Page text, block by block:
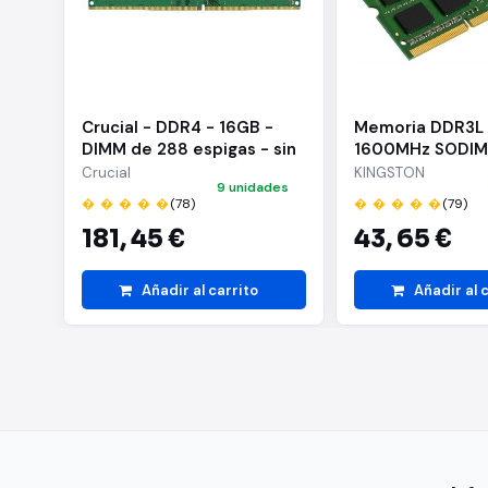
Crucial - DDR4 - 16GB -
DIMM de 288 espigas - sin
búfer - 3200 MHz / PC4-
25600 - CL22 - 1.2 V - no
ECC
Crucial
� � � � �(78)
181,45 €
9 unidades
Añadir al carrito
Memoria DDR3L
1600MHz
KINGSTON
� � � � �(79)
43,65 €
Añadir al